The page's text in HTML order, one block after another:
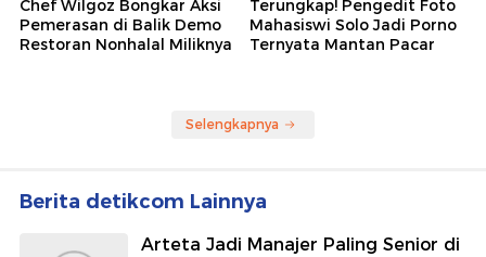
Chef Wilgoz Bongkar Aksi
Pemerasan di Balik Demo
Restoran Nonhalal Miliknya
Terungkap! Pengedit Foto
Mahasiswi Solo Jadi Porno
Ternyata Mantan Pacar
Selengkapnya
Berita detikcom Lainnya
Arteta Jadi Manajer Paling Senior di